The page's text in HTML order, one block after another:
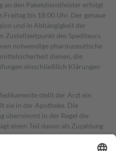
an den Paketdienstleister erfolgt
Freitag bis 18:00 Uhr. Der genaue
und in Abhängigkeit der
Zustellzeitpunkt des Spediteurs
notwendige pharmazeutische
dienen, die
einschließlich Klärungen
stellt der Arzt ein
sie in der Apotheke. Die
übernimmt in der Regel die
einen Teil davon als Zuzahlung
in Höhe von zehn